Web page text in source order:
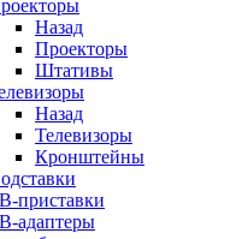
Назад
Проекторы
Штативы
Назад
Телевизоры
Кронштейны
приставки
адаптеры